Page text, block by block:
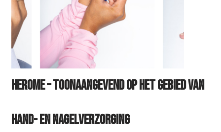
HEROME – TOONAANGEVEND OP HET GEBIED VAN
HAND- EN NAGELVERZORGING